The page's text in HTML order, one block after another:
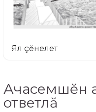
Ял çĕнелет
Ачасемшĕн
ответлă